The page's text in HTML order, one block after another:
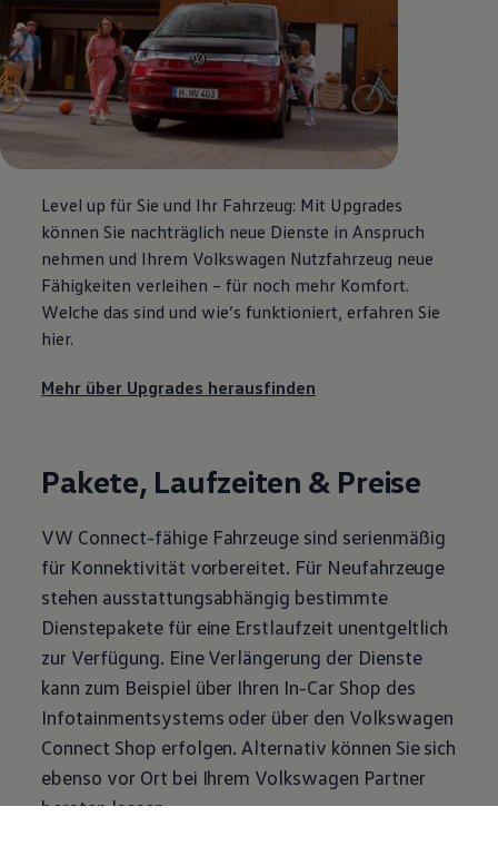
Level up für Sie und Ihr Fahrzeug: Mit Upgrades
können Sie nachträglich neue Dienste in Anspruch
nehmen und Ihrem Volkswagen Nutzfahrzeug neue
Fähigkeiten verleihen – für noch mehr Komfort.
Welche das sind und wie’s funktioniert, erfahren Sie
hier.
Mehr über Upgrades herausfinden
Pakete, Laufzeiten & Preise
VW Connect-fähige Fahrzeuge sind serienmäßig
für Konnektivität vorbereitet. Für Neufahrzeuge
stehen ausstattungsabhängig bestimmte
Dienstepakete für eine Erstlaufzeit unentgeltlich
zur Verfügung. Eine Verlängerung der Dienste
kann zum Beispiel über Ihren In-Car Shop des
Infotainmentsystems oder über den Volkswagen
Connect Shop erfolgen. Alternativ können Sie sich
ebenso vor Ort bei Ihrem Volkswagen Partner
beraten lassen.